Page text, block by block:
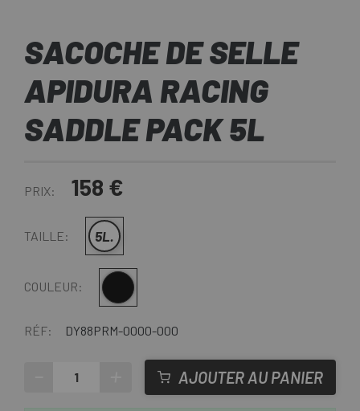
SACOCHE DE SELLE
APIDURA RACING
SADDLE PACK 5L
PRIX: 158 €
TAILLE: 5L.
COULEUR:
RÉF: DY88PRM-0000-000
AJOUTER AU PANIER